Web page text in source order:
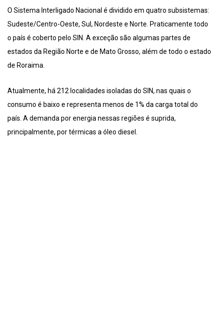
O Sistema Interligado Nacional é dividido em quatro subsistemas:
Sudeste/Centro-Oeste, Sul, Nordeste e Norte. Praticamente todo
o país é coberto pelo SIN. A exceção são algumas partes de
estados da Região Norte e de Mato Grosso, além de todo o estado
de Roraima.
Atualmente, há 212 localidades isoladas do SIN, nas quais o
consumo é baixo e representa menos de 1% da carga total do
país. A demanda por energia nessas regiões é suprida,
principalmente, por térmicas a óleo diesel.